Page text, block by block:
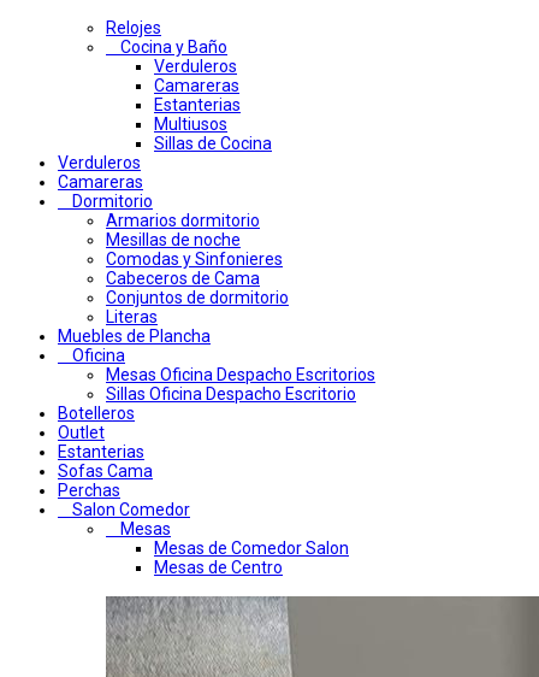
Relojes
Cocina y Baño
Verduleros
Camareras
Estanterias
Multiusos
Sillas de Cocina
Verduleros
Camareras
Dormitorio
Armarios dormitorio
Mesillas de noche
Comodas y Sinfonieres
Cabeceros de Cama
Conjuntos de dormitorio
Literas
Muebles de Plancha
Oficina
Mesas Oficina Despacho Escritorios
Sillas Oficina Despacho Escritorio
Botelleros
Outlet
Estanterias
Sofas Cama
Perchas
Salon Comedor
Mesas
Mesas de Comedor Salon
Mesas de Centro